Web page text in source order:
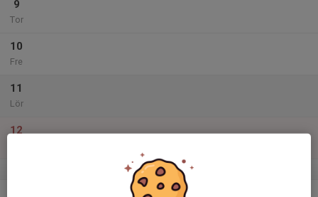
9
Tor
10
Fre
11
Lör
12
v.16